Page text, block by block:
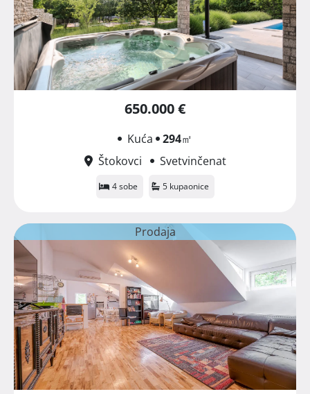
650.000 €
Kuća 294㎡
Štokovci
Svetvinčenat
4 sobe 5 kupaonice
Prodaja